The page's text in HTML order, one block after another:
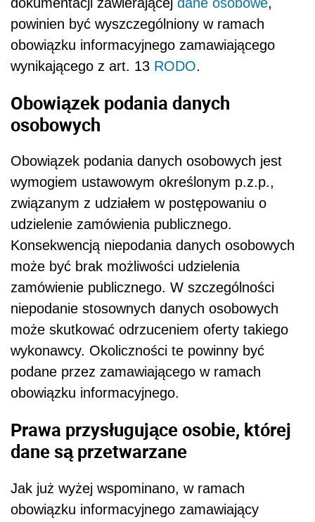
powinien być wyszczególniony w ramach
obowiązku informacyjnego zamawiającego
wynikającego z art. 13 RODO.
Obowiązek podania danych
osobowych
Obowiązek podania danych osobowych jest
wymogiem ustawowym określonym p.z.p.,
związanym z udziałem w postępowaniu o
udzielenie zamówienia publicznego.
Konsekwencją niepodania danych osobowych
może być brak możliwości udzielenia
zamówienie publicznego. W szczególności
niepodanie stosownych danych osobowych
może skutkować odrzuceniem oferty takiego
wykonawcy. Okoliczności te powinny być
podane przez zamawiającego w ramach
obowiązku informacyjnego.
Prawa przysługujące osobie, której
dane są przetwarzane
Jak już wyżej wspominano, w ramach
obowiązku informacyjnego zamawiający